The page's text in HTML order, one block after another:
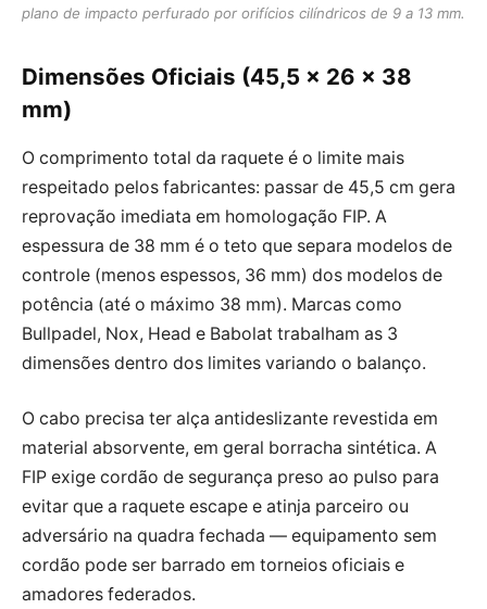
plano de impacto perfurado por orifícios cilíndricos de 9 a 13 mm.
Dimensões Oficiais (45,5 × 26 × 38
mm)
O comprimento total da raquete é o limite mais
respeitado pelos fabricantes: passar de 45,5 cm gera
reprovação imediata em homologação FIP. A
espessura de 38 mm é o teto que separa modelos de
controle (menos espessos, 36 mm) dos modelos de
potência (até o máximo 38 mm). Marcas como
Bullpadel, Nox, Head e Babolat trabalham as 3
dimensões dentro dos limites variando o balanço.
O cabo precisa ter alça antideslizante revestida em
material absorvente, em geral borracha sintética. A
FIP exige cordão de segurança preso ao pulso para
evitar que a raquete escape e atinja parceiro ou
adversário na quadra fechada — equipamento sem
cordão pode ser barrado em torneios oficiais e
amadores federados.